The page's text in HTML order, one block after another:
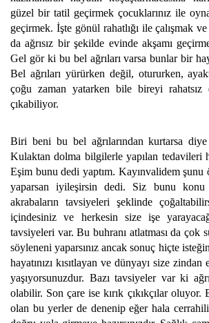
güzel bir tatil geçirmek çocuklarınız ile
geçirmek. İşte gönül rahatlığı ile çalışmak
da ağrısız bir şekilde evinde akşamı
Gel gör ki bu bel ağrıları varsa bunlar bir
Bel ağrıları yürürken değil, otururken,
çoğu zaman yatarken bile bireyi rahatsız
çıkabiliyor.
Biri beni bu bel ağrılarından kurtarsa diye
Kulaktan dolma bilgilerle yapılan tedavileri
Eşim bunu dedi yaptım. Kayınvalidem
yaparsan iyileşirsin dedi. Siz bunu
akrabaların tavsiyeleri şeklinde
içindesiniz ve herkesin size işe
tavsiyeleri var. Bu buhranı atlatması da çok
söyleneni yaparsınız ancak sonuç hiçte
hayatınızı kısıtlayan ve dünyayı size zindan
yaşıyorsunuzdur. Bazı tavsiyeler var ki
olabilir. Son çare ise kırık çıkıkçılar
olan bu yerler de denenip eğer hala